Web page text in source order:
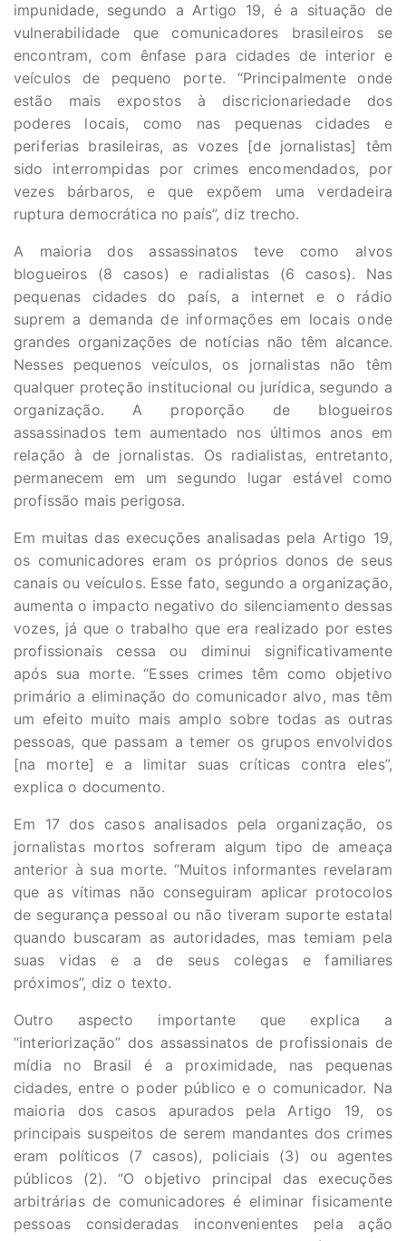
impunidade, segundo a Artigo 19, é a situação de
vulnerabilidade que comunicadores brasileiros se
encontram, com ênfase para cidades de interior e
veículos de pequeno porte. “Principalmente onde
estão mais expostos à discricionariedade dos
poderes locais, como nas pequenas cidades e
periferias brasileiras, as vozes [de jornalistas] têm
sido interrompidas por crimes encomendados, por
vezes bárbaros, e que expõem uma verdadeira
ruptura democrática no país”, diz trecho.
A maioria dos assassinatos teve como alvos
blogueiros (8 casos) e radialistas (6 casos). Nas
pequenas cidades do país, a internet e o rádio
suprem a demanda de informações em locais onde
grandes organizações de notícias não têm alcance.
Nesses pequenos veículos, os jornalistas não têm
qualquer proteção institucional ou jurídica, segundo a
organização. A proporção de blogueiros
assassinados tem aumentado nos últimos anos em
relação à de jornalistas. Os radialistas, entretanto,
permanecem em um segundo lugar estável como
profissão mais perigosa.
Em muitas das execuções analisadas pela Artigo 19,
os comunicadores eram os próprios donos de seus
canais ou veículos. Esse fato, segundo a organização,
aumenta o impacto negativo do silenciamento dessas
vozes, já que o trabalho que era realizado por estes
profissionais cessa ou diminui significativamente
após sua morte. “Esses crimes têm como objetivo
primário a eliminação do comunicador alvo, mas têm
um efeito muito mais amplo sobre todas as outras
pessoas, que passam a temer os grupos envolvidos
[na morte] e a limitar suas críticas contra eles”,
explica o documento.
Em 17 dos casos analisados pela organização, os
jornalistas mortos sofreram algum tipo de ameaça
anterior à sua morte. “Muitos informantes revelaram
que as vítimas não conseguiram aplicar protocolos
de segurança pessoal ou não tiveram suporte estatal
quando buscaram as autoridades, mas temiam pela
suas vidas e a de seus colegas e familiares
próximos”, diz o texto.
Outro aspecto importante que explica a
“interiorização” dos assassinatos de profissionais de
mídia no Brasil é a proximidade, nas pequenas
cidades, entre o poder público e o comunicador. Na
maioria dos casos apurados pela Artigo 19, os
principais suspeitos de serem mandantes dos crimes
eram políticos (7 casos), policiais (3) ou agentes
públicos (2). “O objetivo principal das execuções
arbitrárias de comunicadores é eliminar fisicamente
pessoas consideradas inconvenientes pela ação